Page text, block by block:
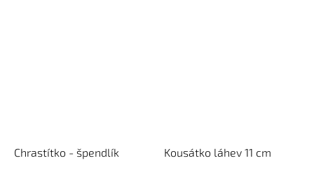
Chrastítko - špendlík Kousátko láhev 11 cm